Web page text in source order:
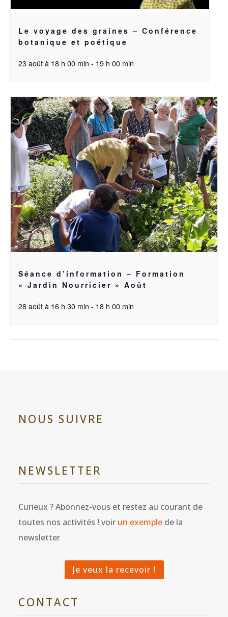
Le voyage des graines – Conférence
botanique et poétique
23 août à 18 h 00 min - 19 h 00 min
Séance d’information – Formation
« Jardin Nourricier » Août
28 août à 16 h 30 min - 18 h 00 min
NOUS SUIVRE
NEWSLETTER
Curieux ? Abonnez-vous et restez au courant de
toutes nos activités ! voir un exemplede la
newsletter
Je veux la recevoir !
CONTACT